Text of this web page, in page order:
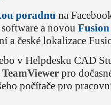
poradnu na
a novou
a české lokalizace
v Helpdesku CAD
TeamViewerpro
počítače pro